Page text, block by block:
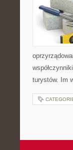
turystów. Im